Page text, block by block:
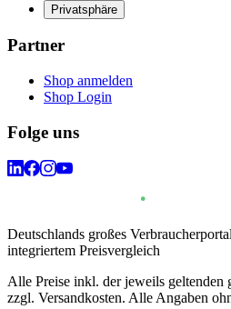
Privatsphäre
Partner
Shop anmelden
Shop Login
Folge uns
Deutschlands großes
integriertem Preisvergleich
Alle Preise inkl. der jeweils geltenden
zzgl. Versandkosten. Alle Angaben